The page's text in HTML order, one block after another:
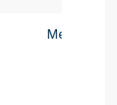
Médico